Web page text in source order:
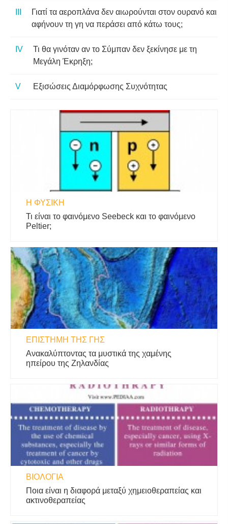
Γιατί τα αεροπλάνα δεν αιωρούνται στον ουρανό και
αφήνουν τη γη να περάσει από κάτω τους;
Τι θα γινόταν αν το Σύμπαν δεν ξεκίνησε με τη
Μεγάλη Έκρηξη;
Εξισώσεις Διαμόρφωσης Συχνότητας
Η ΦΥΣΙΚΗ
Τι είναι το φαινόμενο Seebeck και το φαινόμενο
Peltier;
ΕΠΙΣΤΉΜΗ ΤΗΣ ΓΗΣ
Ανακαλύπτοντας τα μυστικά της χαμένης
ηπείρου της Ζηλανδίας
ΒΙΟΛΟΓΊΑ
Ποια είναι η διαφορά μεταξύ χημειοθεραπείας και
ακτινοθεραπείας